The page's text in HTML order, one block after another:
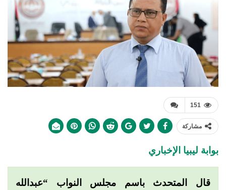
151
مشاركة
بوابة ليبيا الإخباري
قال المتحدث باسم مجلس النواب “عبدالله